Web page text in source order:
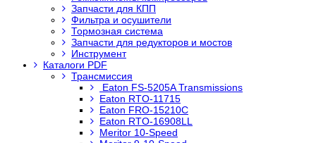
Запчасти для КПП
Фильтра и осушители
Тормозная система
Запчасти для редукторов и мостов
Инструмент
Каталоги PDF
Трансмиссия
Eaton FS-5205A Transmissions
Eaton RTO-11715
Eaton FRO-15210C
Eaton RTO-16908LL
Meritor 10-Speed